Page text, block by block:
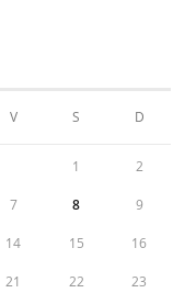
V S D
1 2
7 8 9
14 15 16
21 22 23